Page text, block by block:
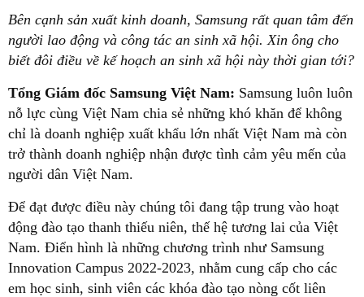
Bên cạnh sản xuất kinh doanh, Samsung rất quan tâm đến
người lao động và công tác an sinh xã hội. Xin ông cho
biết đôi điều về kế hoạch an sinh xã hội này thời gian tới?
Tổng Giám đốc Samsung Việt Nam: Samsung luôn luôn
nỗ lực cùng Việt Nam chia sẻ những khó khăn để không
chỉ là doanh nghiệp xuất khẩu lớn nhất Việt Nam mà còn
trở thành doanh nghiệp nhận được tình cảm yêu mến của
người dân Việt Nam.
Để đạt được điều này chúng tôi đang tập trung vào hoạt
động đào tạo thanh thiếu niên, thế hệ tương lai của Việt
Nam. Điển hình là những chương trình như Samsung
Innovation Campus 2022-2023, nhằm cung cấp cho các
em học sinh, sinh viên các khóa đào tạo nòng cốt liên